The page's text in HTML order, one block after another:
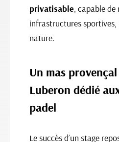
privatisable, capable de
infrastructures sportives,
nature.
Un mas
Luberon dédié
padel
Le succès d’un stage